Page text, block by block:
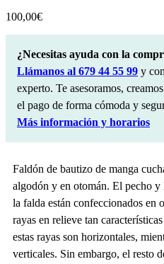
100,00€
¿Necesitas ayuda con la
Llámanos al 679 44 55 99 y
experto. Te asesoramos,
el pago de forma cómoda y
Más información y horarios
Faldón de bautizo de manga
algodón y en otomán. El pecho y
la falda están confeccionados en
rayas en relieve tan
estas rayas son horizontales,
verticales. Sin embargo, el resto